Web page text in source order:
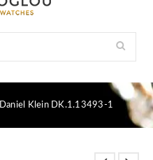
Daniel Klein DK.1.13493-1